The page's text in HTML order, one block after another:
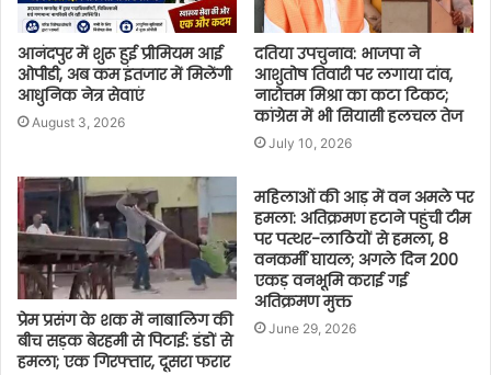
आनंदपुर में शुरू हुई प्रीमियम आई
ओपीडी, अब कम इंतजार में मिलेंगी
आधुनिक नेत्र सेवाएं
August 3, 2026
दतिया उपचुनाव: भाजपा ने
आशुतोष तिवारी पर लगाया दांव,
नारोत्तम मिश्रा का कटा टिकट;
कांग्रेस में भी सियासी हलचल तेज
July 10, 2026
प्रेम प्रसंग के शक में नाबालिग की
बीच सड़क बेरहमी से पिटाई: डंडों से
हमला; एक गिरफ्तार, दूसरा फरार
महिलाओं की आड़ में वन अमले पर
हमला: अतिक्रमण हटाने पहुंची टीम
पर पत्थर-लाठियों से हमला, 8
वनकर्मी घायल; अगले दिन 200
एकड़ वनभूमि कराई गई
अतिक्रमण मुक्त
June 29, 2026